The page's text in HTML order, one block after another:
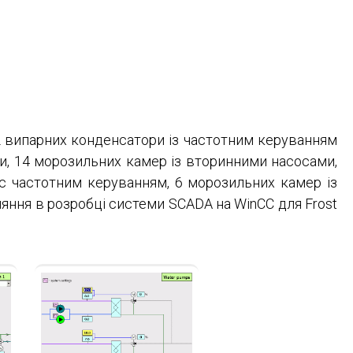
конденсатори із частотним керуванням
14 морозильних камер із вторинними насосами,
частотним керуванням, 6 морозильних камер із
в розробці системи SCADA на WinCC для Frost